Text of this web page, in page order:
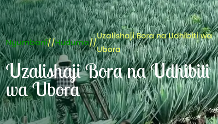
Nyumbani//Huduma//
Uzalishaji Bora na Udhibiti wa
Ubora
Uzalishaji Bora na Udhibiti
wa Ubora